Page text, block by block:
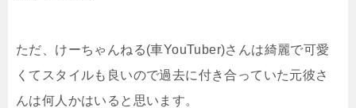
ただ、けーちゃんねる(車YouTuber)さんは綺麗で可愛
くてスタイルも良いので過去に付き合っていた元彼さ
んは何人かはいると思います。